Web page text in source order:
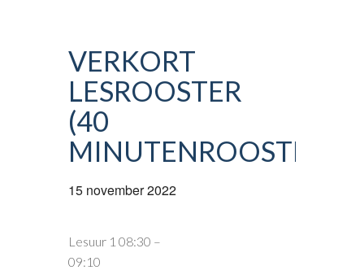
VERKORT
LESROOSTER
(40
MINUTENROOSTER)
15 november 2022
Lesuur 1 08:30 –
09:10